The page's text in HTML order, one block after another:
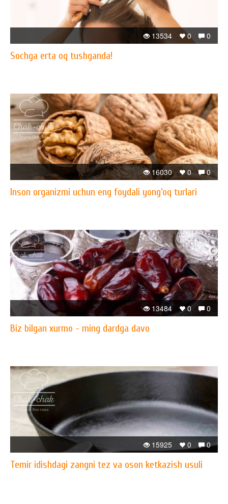
0
0
13534
Sochga erta oq tushganda!
0
0
16030
Inson organizmi uchun eng foydali yong‘oq turlari
0
0
13484
Biz bilgan xurmo - ming dardga davo
0
0
15925
Temir idishdagi zangni tez va oson ketkazish usuli